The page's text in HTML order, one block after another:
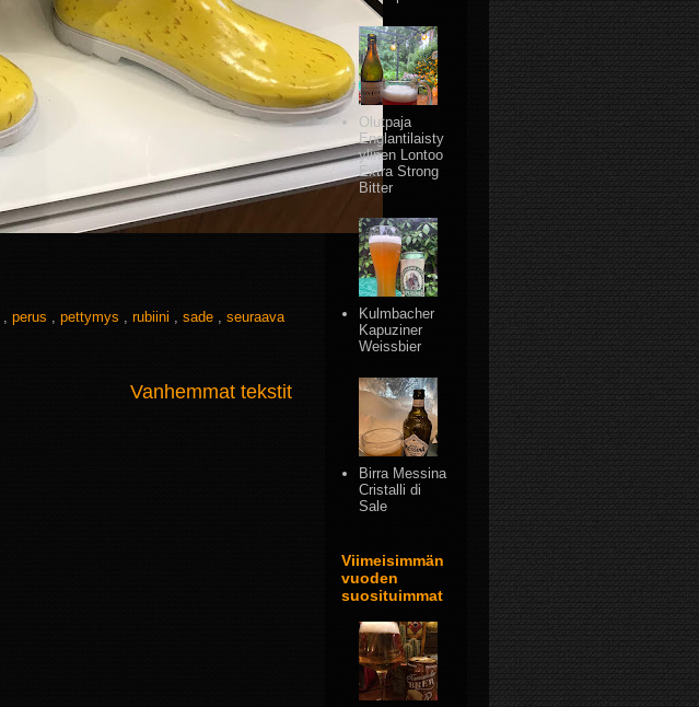
, perus , pettymys , rubiini , sade , seuraava
Vanhemmat tekstit
Olutpaja
Englantilaisty
ylinen Lontoo
Extra Strong
Bitter
Kulmbacher
Kapuziner
Weissbier
Birra Messina
Cristalli di
Sale
Viimeisimmän
vuoden
suosituimmat